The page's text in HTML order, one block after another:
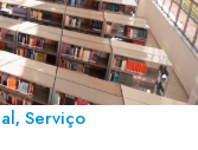
,Serviço